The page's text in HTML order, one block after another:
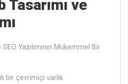
Tasarımı ve
Yazılımının Mükemmel Bir
bir çevrimiçi varlık